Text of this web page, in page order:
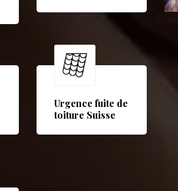
Urgence fuite de
toiture Suisse